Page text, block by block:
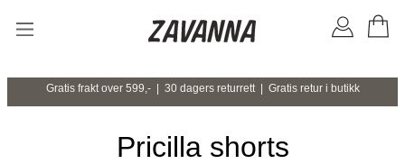
Gratis frakt over 599,- | 30 dagers returrett | Gratis retur i butikk
Pricilla shorts